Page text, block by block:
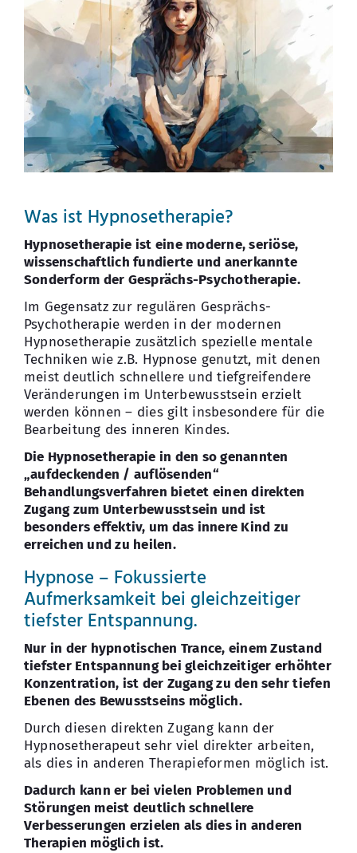
Was ist Hypnosetherapie?
Hypnosetherapie ist eine moderne, seriöse,
wissenschaftlich fundierte und anerkannte
Sonderform der Gesprächs-Psychotherapie.
Im Gegensatz zur regulären Gesprächs-
Psychotherapie werden in der modernen
Hypnosetherapie zusätzlich spezielle mentale
Techniken wie z.B. Hypnose genutzt, mit denen
meist deutlich schnellere und tiefgreifendere
Veränderungen im Unterbewusstsein erzielt
werden können – dies gilt insbesondere für die
Bearbeitung des inneren Kindes.
Die Hypnosetherapie in den so genannten
„aufdeckenden / auflösenden“
Behandlungsverfahren bietet einen direkten
Zugang zum Unterbewusstsein und ist
besonders effektiv, um das innere Kind zu
erreichen und zu heilen.
Hypnose – Fokussierte
Aufmerksamkeit bei gleichzeitiger
tiefster Entspannung.
Nur in der hypnotischen Trance, einem Zustand
tiefster Entspannung bei gleichzeitiger erhöhter
Konzentration, ist der Zugang zu den sehr tiefen
Ebenen des Bewusstseins möglich.
Durch diesen direkten Zugang kann der
Hypnosetherapeut sehr viel direkter arbeiten,
als dies in anderen Therapieformen möglich ist.
Dadurch kann er bei vielen Problemen und
Störungen meist deutlich schnellere
Verbesserungen erzielen als dies in anderen
Therapien möglich ist.